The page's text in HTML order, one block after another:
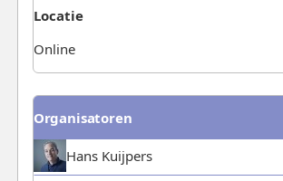
Locatie
Online
Organisatoren
Hans Kuijpers